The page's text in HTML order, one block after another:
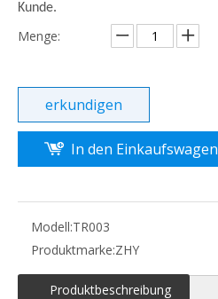
Kunde.
Menge:
erkundigen
In den Einkaufswagen
Modell:TR003
Produktmarke:ZHY
Produktbeschreibung